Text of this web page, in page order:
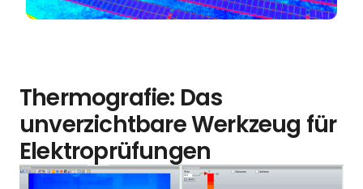
Thermografie: Das
unverzichtbare Werkzeug für
Elektroprüfungen